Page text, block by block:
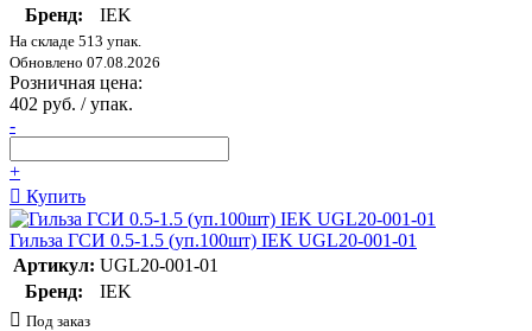
Бренд:
IEK
На складе 513 упак.
Обновлено 07.08.2026
Розничная цена:
402 руб. / упак.
-
+
Купить
Гильза ГСИ 0.5-1.5 (уп.100шт) IEK UGL20-001-01
Артикул: UGL20-001-01
Бренд:
IEK
Под заказ